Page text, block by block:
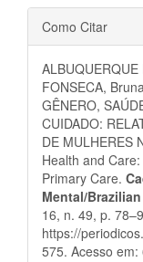
Detalhes
do
artigo
Como Citar
FONSECA,
GÊNERO,
CUIDADO:
DE MULHERES
Health and
Primary Care.
Mental/
16, n. 49, p.
https://
575. Acesso